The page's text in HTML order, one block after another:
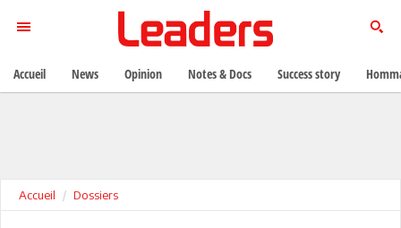
Accueil Dossiers
Accueil News Opinion Notes & Docs Success story